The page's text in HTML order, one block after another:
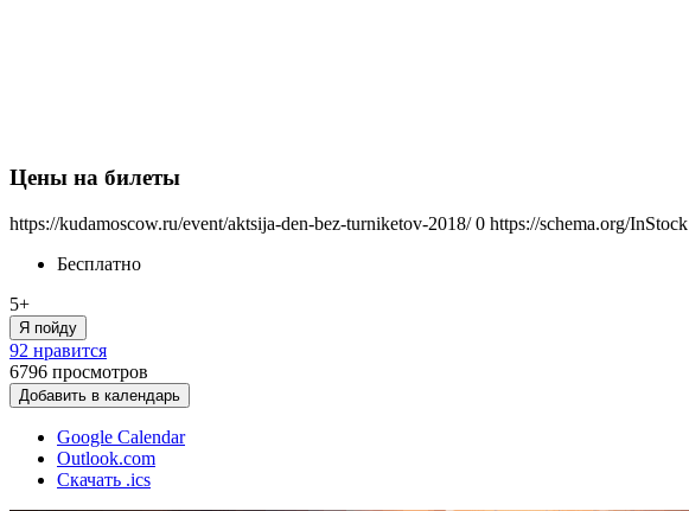
Цены на билеты
https://kudamoscow.ru/event/aktsija-den-bez-turniketov-2018/ 0 https://schema.org/InStock
Бесплатно
5+
Я пойду
92 нравится
6796 просмотров
Добавить в календарь
Google Calendar
Outlook.com
Скачать .ics